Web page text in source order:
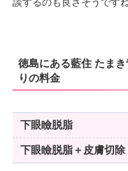
徳島にある藍住 たま
りの料金
下眼瞼脱脂
下眼瞼脱脂＋皮膚切除